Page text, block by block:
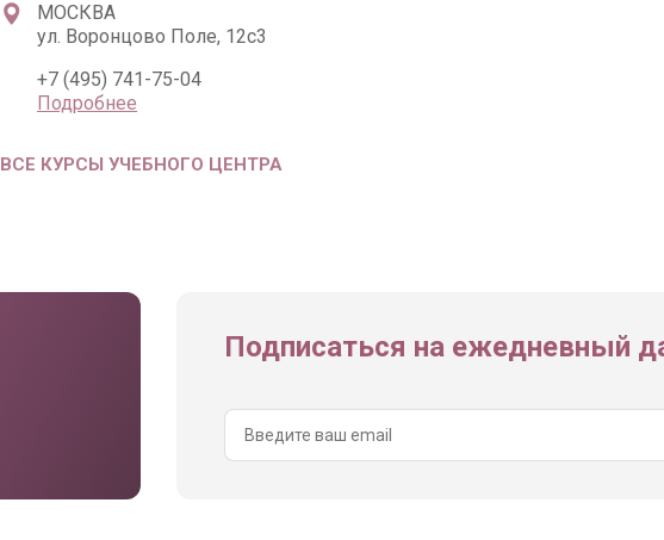
МОСКВА
ул. Воронцово Поле, 12с3
+7 (495) 741-75-04
Подробнее
ВСЕ КУРСЫ УЧЕБНОГО ЦЕНТРА
Подписаться на ежедневный